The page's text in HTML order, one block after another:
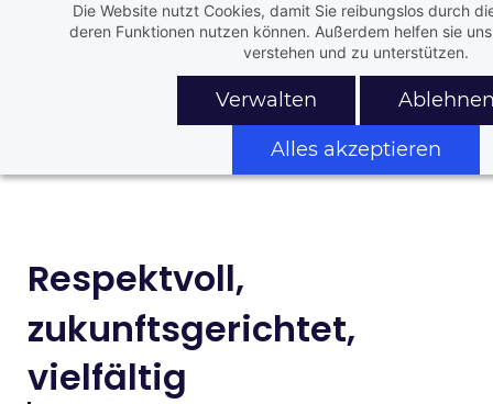
Die Website nutzt Cookies, damit Sie reibungslos durch
deren Funktionen nutzen können. Außerdem helfen sie
verstehen und zu unterstützen.
Verwalten
Alles akzeptieren
Respektvoll,
zukunftsgerichtet,
vielfältig